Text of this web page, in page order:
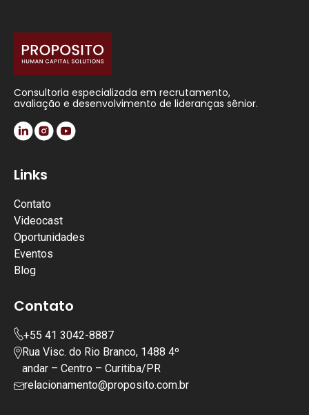
Consultoria especializada em recrutamento,
avaliação e desenvolvimento de lideranças sênior.
Links
Contato
Videocast
Oportunidades
Eventos
Blog
Contato
+55 41 3042-8887
Rua Visc. do Rio Branco, 1488 4º
andar – Centro – Curitiba/PR
relacionamento@proposito.com.br